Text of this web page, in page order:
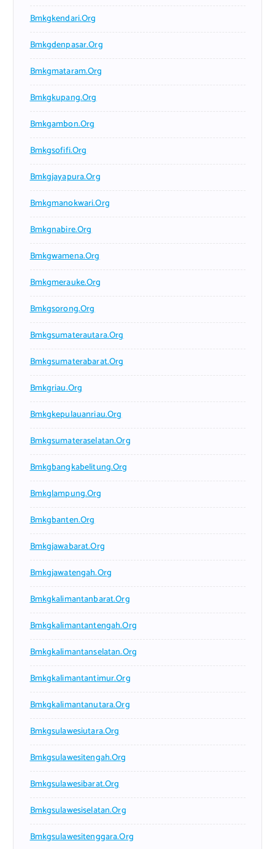
Bmkgkendari.org
Bmkgdenpasar.org
Bmkgmataram.org
Bmkgkupang.org
Bmkgambon.org
Bmkgsofifi.org
Bmkgjayapura.org
Bmkgmanokwari.org
Bmkgnabire.org
Bmkgwamena.org
Bmkgmerauke.org
Bmkgsorong.org
Bmkgsumaterautara.org
Bmkgsumaterabarat.org
Bmkgriau.org
Bmkgkepulauanriau.org
Bmkgsumateraselatan.org
Bmkgbangkabelitung.org
Bmkglampung.org
Bmkgbanten.org
Bmkgjawabarat.org
Bmkgjawatengah.org
Bmkgkalimantanbarat.org
Bmkgkalimantantengah.org
Bmkgkalimantanselatan.org
Bmkgkalimantantimur.org
Bmkgkalimantanutara.org
Bmkgsulawesiutara.org
Bmkgsulawesitengah.org
Bmkgsulawesibarat.org
Bmkgsulawesiselatan.org
Bmkgsulawesitenggara.org